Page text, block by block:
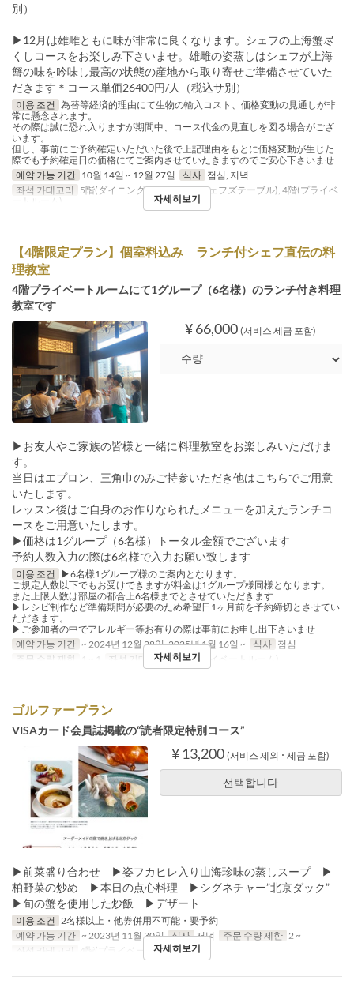
別）
▶︎12月は雄雌ともに味が非常に良くなります。シェフの上海蟹尽
くしコースをお楽しみ下さいませ。雄雌の姿蒸しはシェフが上海
蟹の味を吟味し最高の状態の産地から取り寄せご準備させていた
だきます＊コース単価26400円/人（税込サ別）
이용 조건 為替等経済的理由にて生物の輸入コスト、価格変動の見通しが非
常に懸念されます。
その際は誠に恐れ入りますが期間中、コース代金の見直しを図る場合がござ
います。
但し、事前にご予約確定いただいた後で上記理由をもとに価格変動が生じた
際でも予約確定日の価格にてご案内させていたきますのでご安心下さいませ
예약 가능 기간 10월 14일 ~ 12월 27일 식사 점심, 저녁
좌석 카테고리
5階(ダイニングフロア), 3階(シェフズテーブル), 4階(プライベ
ートルーム)
자세히보기
【4階限定プラン】個室料込み ランチ付シェフ直伝の料
理教室
4階プライベートルームにて1グループ（6名様）のランチ付き料理
教室です
¥ 66,000 (서비스 세금 포함)
▶︎お友人やご家族の皆様と一緒に料理教室をお楽しみいただけま
す。
当日はエプロン、三角巾のみご持参いただき他はこちらでご用意
いたします。
レッスン後はご自身のお作りなられたメニューを加えたランチコ
ースをご用意いたします。
▶︎価格は1グループ（6名様）トータル金額でございます
予約人数入力の際は6名様で入力お願い致します
이용 조건
▶︎6名様1グループ様のご案内となります。
ご規定人数以下でもお受けできますが料金は1グループ様同様となります。
また上限人数は部屋の都合上6名様までとさせていただきます
▶︎レシピ制作など準備期間が必要のため希望日1ヶ月前を予約締切とさせてい
ただきます。
▶︎ご参加者の中でアレルギー等お有りの際は事前にお申し出下さいませ
예약 가능 기간 ~ 2024년 12월 28일, 2025년 1월 16일 ~ 식사 점심
주문 수량 제한
1 ~ 1 좌석 카테고리 4階(プライベートルーム)
자세히보기
ゴルファープラン
VISAカード会員誌掲載の“読者限定特別コース”
¥ 13,200 (서비스 제외 ･ 세금 포함)
선택합니다
▶︎前菜盛り合わせ ▶︎姿フカヒレ入り山海珍味の蒸しスープ ▶︎
柏野菜の炒め ▶︎本日の点心料理 ▶︎シグネチャー”北京ダック”
▶︎旬の蟹を使用した炒飯 ▶︎デザート
이용 조건 2名様以上・他券併用不可能・要予約
예약 가능 기간 ~ 2023년 11월 30일 식사 저녁 주문 수량 제한 2 ~
좌석 카테고리
4階(プライベートルーム)
자세히보기